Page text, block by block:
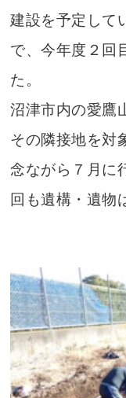
建設を予定して
で、今年度２回
た。
沼津市内の愛鷹
その隣接地を対
念ながら７月に
回も遺構・遺物